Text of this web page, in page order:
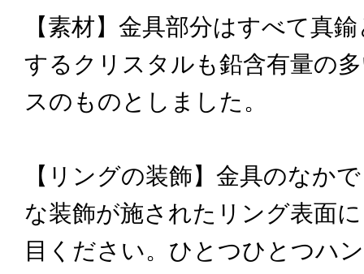
【素材】金具部分はすべて真
するクリスタルも鉛含有量の
スのものとしました。
【リングの装飾】金具のなか
な装飾が施されたリング表面
目ください。ひとつひとつハ